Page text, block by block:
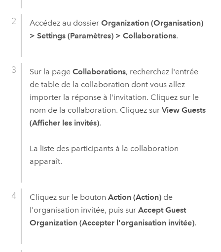
Accédez au dossier Organization (Organisation)
> Settings (Paramètres) > Collaborations.
Sur la page Collaborations, recherchez l'entrée
de table de la collaboration dont vous allez
importer la réponse à l'invitation. Cliquez sur le
nom de la collaboration. Cliquez sur View Guests
(Afficher les invités).
La liste des participants à la collaboration
apparaît.
Cliquez sur le bouton Action (Action)de
l'organisation invitée, puis sur Accept Guest
Organization (Accepter l'organisation invitée).